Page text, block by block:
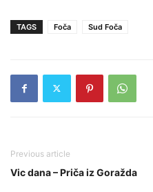
TAGS Foča Sud Foča
Previous article
Vic dana – Priča iz Goražda